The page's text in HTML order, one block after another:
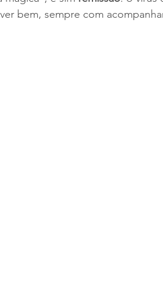
bem, sempre com